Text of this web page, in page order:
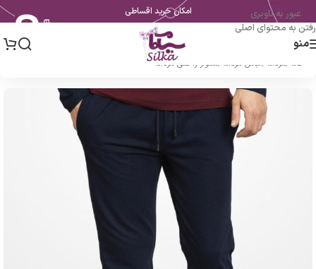
عبور به ناوبری
رفتن به محتوای اصلی
امکان خرید اقساطی
منو
خانه /مردانه /لباس مردانه /شلوار راحتی مردانه